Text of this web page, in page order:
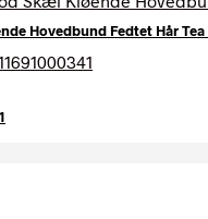
Hovedbund Fedtet Hår Tea